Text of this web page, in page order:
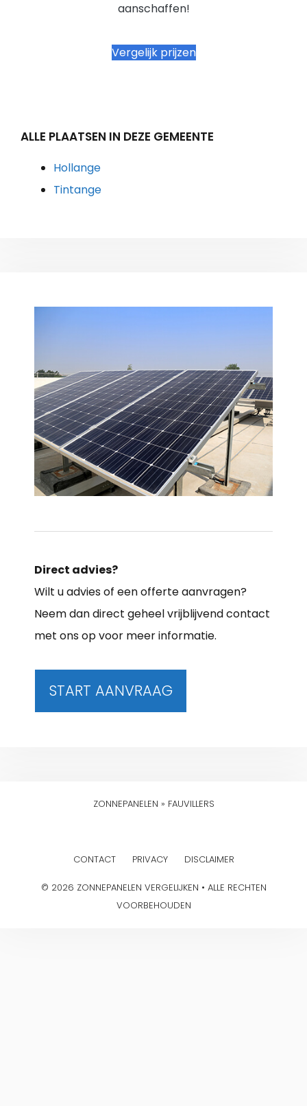
aanschaffen!
Vergelijk prijzen
ALLE PLAATSEN IN DEZE GEMEENTE
Hollange
Tintange
Direct advies?
Wilt u advies of een offerte aanvragen?
Neem dan direct geheel vrijblijvend contact
met ons op voor meer informatie.
START AANVRAAG
ZONNEPANELEN » FAUVILLERS
CONTACT PRIVACY DISCLAIMER
© 2026 ZONNEPANELEN VERGELIJKEN • ALLE RECHTEN
VOORBEHOUDEN